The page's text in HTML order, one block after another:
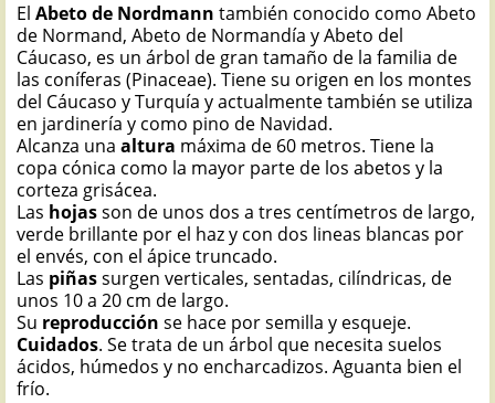
El Abeto de Nordmann también conocido como Abeto
de Normand, Abeto de Normandía y Abeto del
Cáucaso, es un árbol de gran tamaño de la familia de
las coníferas (Pinaceae). Tiene su origen en los montes
del Cáucaso y Turquía y actualmente también se utiliza
en jardinería y como pino de Navidad.
Alcanza una altura máxima de 60 metros. Tiene la
copa cónica como la mayor parte de los abetos y la
corteza grisácea.
Las hojasson de unos dos a tres centímetros de largo,
verde brillante por el haz y con dos lineas blancas por
el envés, con el ápice truncado.
Las piñassurgen verticales, sentadas, cilíndricas, de
unos 10 a 20 cm de largo.
Su reproducción se hace por semilla y esqueje.
Cuidados. Se trata de un árbol que necesita suelos
ácidos, húmedos y no encharcadizos. Aguanta bien el
frío.